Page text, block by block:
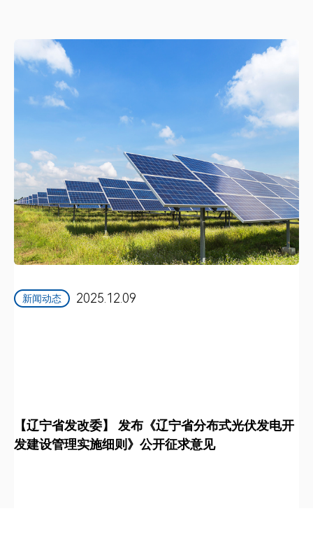
新闻动态 2025.12.09
【辽宁省发改委】 发布《辽宁省分布式光伏发电开
发建设管理实施细则》公开征求意见